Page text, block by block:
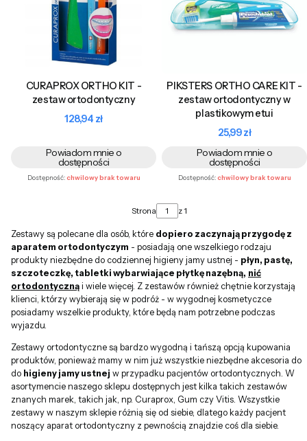
CURAPROX ORTHO KIT -
zestaw ortodontyczny
Cena
128,94 zł
Powiadom mnie o
dostępności
Dostępność:chwilowy brak towaru
PIKSTERS ORTHO CARE KIT -
zestaw ortodontyczny w
plastikowym etui
Cena
25,99 zł
Powiadom mnie o
dostępności
Dostępność:chwilowy brak towaru
Strona z 1
Zestawy są polecane dla osób, które dopiero zaczynają przygodę z
aparatem ortodontyczym - posiadają one wszelkiego rodzaju
produkty niezbędne do codziennej higieny jamy ustnej - płyn, pastę,
szczoteczkę, tabletki wybarwiające płytkę nazębną, nić
ortodontyczną i wiele więcej. Z zestawów również chętnie korzystają
klienci, którzy wybierają się w podróż - w wygodnej kosmetyczce
posiadamy wszelkie produkty, które będą nam potrzebne podczas
wyjazdu.
Zestawy ortodontyczne są bardzo wygodną i tańszą opcją kupowania
produktów, ponieważ mamy w nim już wszystkie niezbędne akcesoria do
do higieny jamy ustnej w przypadku pacjentów ortodontycznych. W
asortymencie naszego sklepu dostępnych jest kilka takich zestawów
znanych marek, takich jak, np. Curaprox, Gum czy Vitis. Wszystkie
zestawy w naszym sklepie różnią się od siebie, dlatego każdy pacjent
noszący aparat ortodontyczny z pewnością znajdzie coś dla siebie.